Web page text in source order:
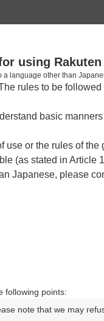
確認
ョートコース
ョートコース
using Rakuten
language other than
rules to be
basic
use or the rules of
(as stated in Article
Japanese, please
following points:
note that we may